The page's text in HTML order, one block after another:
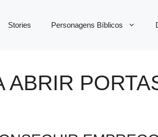
Stories Personagens Bíblicos
ABRIR